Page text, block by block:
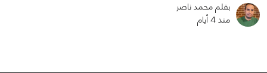
بقلم محمد ناصر
منذ 4 أيام